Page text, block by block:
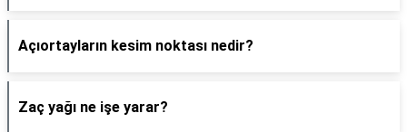
Açıortayların kesim noktası nedir?
Zaç yağı ne işe yarar?